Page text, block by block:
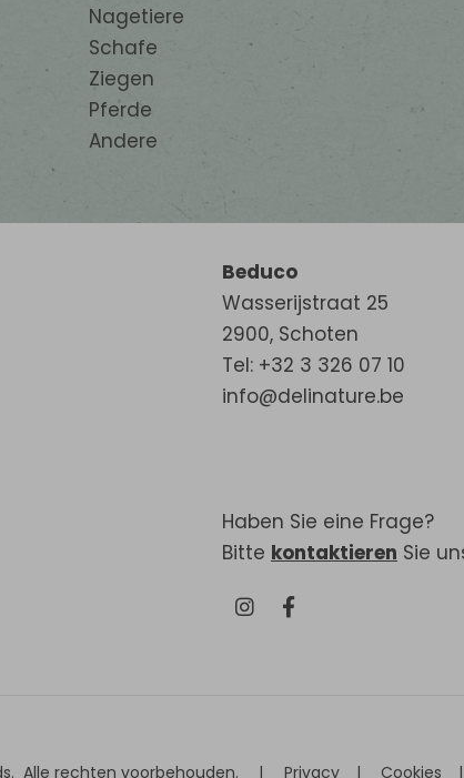
Nagetiere
Schafe
Ziegen
Pferde
Andere
Beduco
Wasserijstraat 25
2900, Schoten
Tel: +32 3 326 07 10
info@delinature.be
Haben Sie eine Frage?
Bitte kontaktieren Sie
. Alle rechten voorbehouden. | Privacy | Cookies |